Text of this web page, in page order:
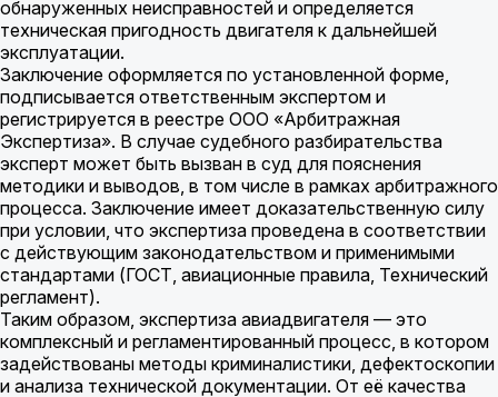
обнаруженных неисправностей и определяется
техническая пригодность двигателя к дальнейшей
эксплуатации.
Заключение оформляется по установленной форме,
подписывается ответственным экспертом и
регистрируется в реестре ООО «Арбитражная
Экспертиза». В случае судебного разбирательства
эксперт может быть вызван в суд для пояснения
методики и выводов, в том числе в рамках арбитражного
процесса. Заключение имеет доказательственную силу
при условии, что экспертиза проведена в соответствии
с действующим законодательством и применимыми
стандартами (ГОСТ, авиационные правила, Технический
регламент).
Таким образом, экспертиза авиадвигателя — это
комплексный и регламентированный процесс, в котором
задействованы методы криминалистики, дефектоскопии
и анализа технической документации. От её качества